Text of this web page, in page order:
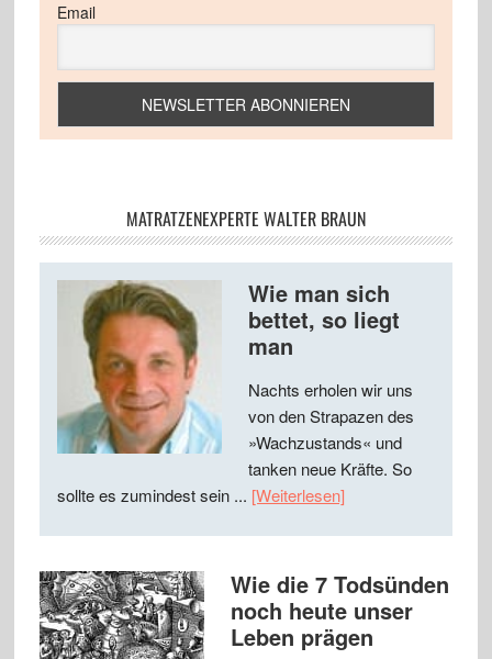
Email
MATRATZENEXPERTE WALTER BRAUN
Wie man sich
bettet, so liegt
man
Nachts erholen wir uns
von den Strapazen des
»Wachzustands« und
tanken neue Kräfte. So
sollte es zumindest sein ... [Weiterlesen]
Wie die 7 Todsünden
noch heute unser
Leben prägen